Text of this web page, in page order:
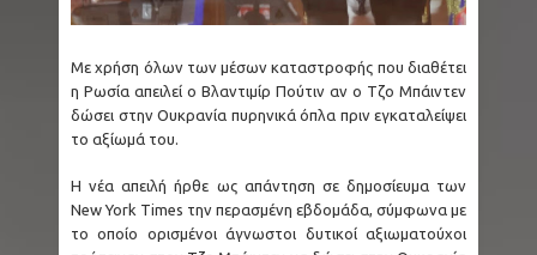
Ρωσία: Μαύρες Χήρες - Παντρεύονται
νεοσύλλεκτους στρατιώτες για να εισπράξουν
αποζημιώσεις θανάτου
Καρυδι - Σηκώθηκαν 2 αεροσκάφη - Μήνυμα
Με χρήση όλων των μέσων καταστροφής που διαθέτει
η Ρωσία απειλεί ο Βλαντιμίρ Πούτιν αν ο Τζο Μπάιντεν
δώσει στην Ουκρανία πυρηνικά όπλα πριν εγκαταλείψει
το αξίωμά του.
Η νέα απειλή ήρθε ως απάντηση σε δημοσίευμα των
New York Times την περασμένη εβδομάδα, σύμφωνα με
το οποίο ορισμένοι άγνωστοι δυτικοί αξιωματούχοι